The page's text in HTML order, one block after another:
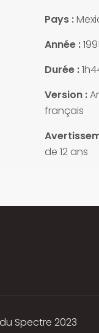
Pays :
Année :
Durée :
Version :
français
de 12 ans
Spectre 2023